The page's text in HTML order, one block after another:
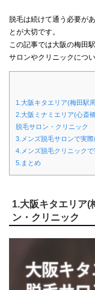
脱毛は続けて通う必要が
とが大切です。
この記事では大阪の梅田
サロンやクリニックにつ
1.大阪キタエリア(梅田駅
2.大阪ミナミエリア(心斎
脱毛サロン・クリニック
3.メンズ脱毛サロンで実
4.メンズ脱毛クリニック
5.まとめ
1.大阪キタエリア(
ン・クリニック